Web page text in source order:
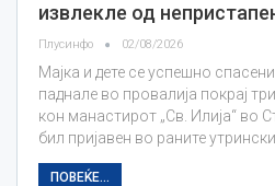
извлекле од
Плусинфо 02/08/2026
Мајка и дете се успешно
паднале во провалија покрај
кон манастирот „Св. Илија“ во
бил пријавен во раните
ПОВЕЌЕ...